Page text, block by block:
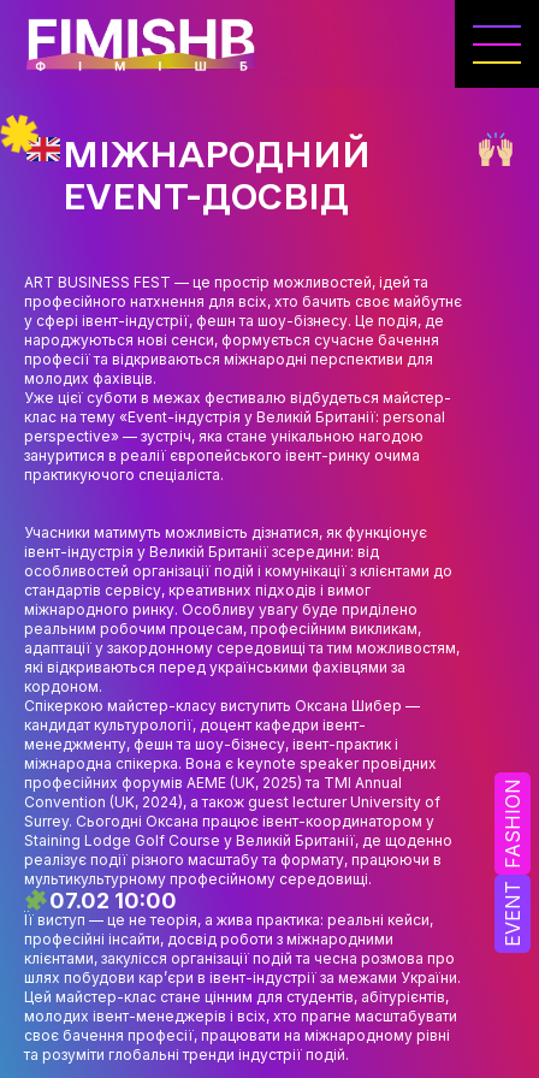
EVENT
FASHION
ГОЛОВНА
ІНДУСТРІЇ ДОЗВІЛЛЯ
МЕТА, ЗАВДАННЯ ТА ІСТОРІЯ КАФЕДРИ
ОСВІТНІ ПРОГРАМИ
ПРАКТИКА
СИЛАБУСИ
НАУКА
НАУК.РОБОТА СТУДЕНТІВ
ВИДАВНИЧА ДІЯЛЬНІСТЬ
КОНФЕРЕНЦІЇ, СЕМІНАРИ
ЯКІСТЬ ОСВІТИ
АКАДЕМІЧНА ДОБРОЧЕСНІСТЬ
АКАДЕМІЧНА МОБІЛЬНІСТЬ
СПІВПРАЦЯ
КАФЕДРА ФЕШН ТА ШОУ-БІЗНЕСУ
МЕТА, ЗАВДАННЯ ТА ІСТОРІЯ КАФЕДРИ
ВИКЛАДАЦЬКИЙ СКЛАД
МІЖНАРОДНИЙ
EVENT-ДОСВІД
ART BUSINESS FEST — це простір можливостей, ідей та
професійного натхнення для всіх, хто бачить своє майбутнє
у сфері івент-індустрії, фешн та шоу-бізнесу. Це подія, де
народжуються нові сенси, формується сучасне бачення
професії та відкриваються міжнародні перспективи для
молодих фахівців.
Уже цієї суботи в межах фестивалю відбудеться майстер-
клас на тему «Event-індустрія у Великій Британії: personal
perspective» — зустріч, яка стане унікальною нагодою
зануритися в реалії європейського івент-ринку очима
практикуючого спеціаліста.
Учасники матимуть можливість дізнатися, як функціонує
івент-індустрія у Великій Британії зсередини: від
особливостей організації подій і комунікації з клієнтами до
стандартів сервісу, креативних підходів і вимог
міжнародного ринку. Особливу увагу буде приділено
реальним робочим процесам, професійним викликам,
адаптації у закордонному середовищі та тим можливостям,
які відкриваються перед українськими фахівцями за
кордоном.
Спікеркою майстер-класу виступить Оксана Шибер —
кандидат культурології, доцент кафедри івент-
менеджменту, фешн та шоу-бізнесу, івент-практик і
міжнародна спікерка. Вона є keynote speaker провідних
професійних форумів AEME (UK, 2025) та TMI Annual
Convention (UK, 2024), а також guest lecturer University of
Surrey. Сьогодні Оксана працює івент-координатором у
Staining Lodge Golf Course у Великій Британії, де щоденно
реалізує події різного масштабу та формату, працюючи в
мультикультурному професійному середовищі.
07.02 10:00
Її виступ — це не теорія, а жива практика: реальні кейси,
професійні інсайти, досвід роботи з міжнародними
клієнтами, закулісся організації подій та чесна розмова про
шлях побудови кар’єри в івент-індустрії за межами України.
Цей майстер-клас стане цінним для студентів, абітурієнтів,
молодих івент-менеджерів і всіх, хто прагне масштабувати
своє бачення професії, працювати на міжнародному рівні
та розуміти глобальні тренди індустрії подій.